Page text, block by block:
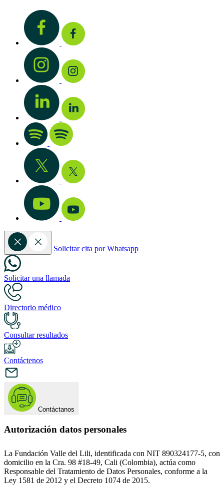
Solicitar cita por Whatsapp
Solicitar una llamada
Directorio médico
Consultar resultados
Contáctenos
Contáctanos
Autorización datos personales
La Fundación Valle del Lili, identificada con NIT 890324177-5, con
domicilio en la Cra. 98 #18-49, Cali (Colombia), actúa como
Responsable del Tratamiento de Datos Personales, conforme a la
Ley 1581 de 2012 y el Decreto 1074 de 2015.